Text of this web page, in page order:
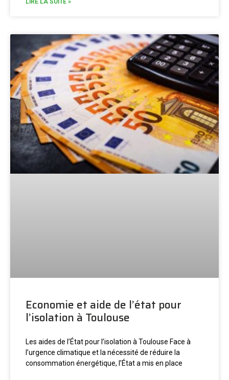
LIRE LA SUITE »
Economie et aide de l’état pour
l’isolation à Toulouse
Les aides de l’État pour l’isolation à Toulouse Face à
l’urgence climatique et la nécessité de réduire la
consommation énergétique, l’État a mis en place